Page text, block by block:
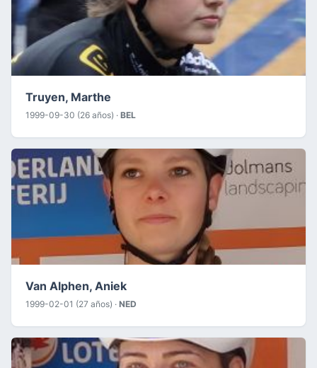
Truyen, Marthe
1999-09-30 (26 años) · BEL
Van Alphen, Aniek
1999-02-01 (27 años) · NED